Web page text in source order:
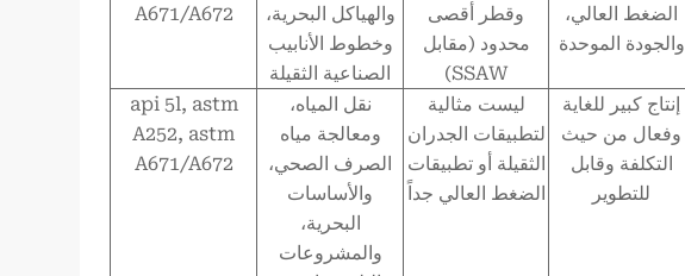
الضغط العالي،
والجودة الموحدة
وقطر أقصى
محدود (مقابل
SSAW)
والهياكل البحرية،
وخطوط الأنابيب
الصناعية الثقيلة
A671/A672
إنتاج كبير للغاية
وفعال من حيث
التكلفة وقابل
للتطوير
ليست مثالية
لتطبيقات الجدران
الثقيلة أو تطبيقات
الضغط العالي جداً
نقل المياه،
ومعالجة مياه
الصرف الصحي،
والأساسات
البحرية،
والمشروعات
api 5l, astm
A252, astm
A671/A672